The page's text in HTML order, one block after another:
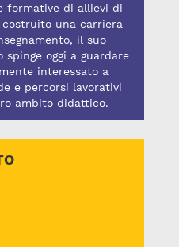
formative di allievi di
una carriera
il suo
oggi a guardare
interessato a
e percorsi lavorativi
ambito didattico.